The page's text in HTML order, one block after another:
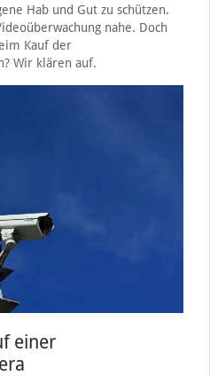
Hab und Gut zu schützen.
nahe. Doch
Kauf der
Wir klären auf.
einer